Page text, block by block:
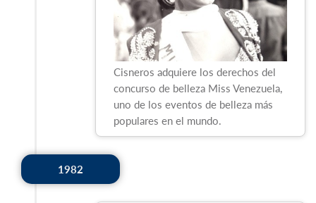
Cisneros adquiere los derechos del
concurso de belleza Miss Venezuela,
uno de los eventos de belleza más
populares en el mundo.
1982